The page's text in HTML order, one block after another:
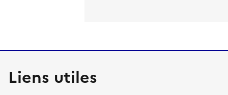
Liens utiles